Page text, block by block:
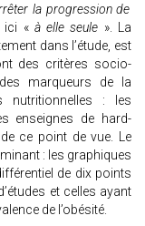
la progression de
ici « à elle seule ». La
dans l’étude, est
des critères socio-
marqueurs de la
nutritionnelles : les
enseignes de hard-
ce point de vue. Le
: les graphiques
de dix points
et celles ayant
de l’obésité.